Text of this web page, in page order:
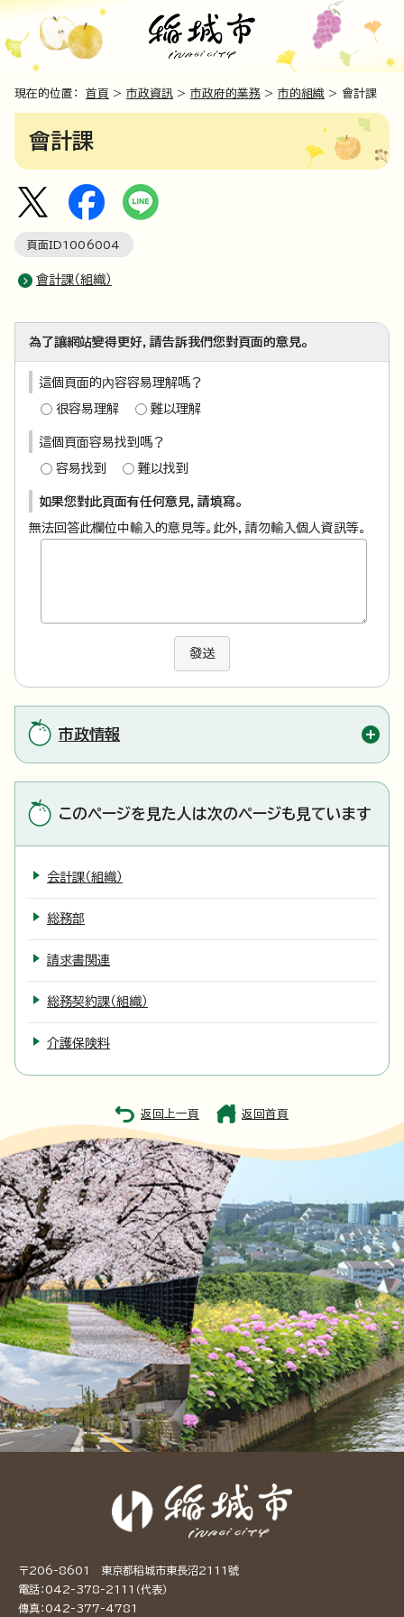
現在的位置： 首頁 > 市政資訊 > 市政府的業務 > 市的組織 > 會計課
會計課
頁面ID1006004
會計課（組織）
為了讓網站變得更好，請告訴我們您對頁面的意見。
這個頁面的內容容易理解嗎？
很容易理解 難以理解
這個頁面容易找到嗎？
容易找到 難以找到
如果您對此頁面有任何意見，請填寫。
無法回答此欄位中輸入的意見等。此外，請勿輸入個人資訊等。
發送
市政情報
このページを見た人は次のページも見ています
会計課（組織）
総務部
請求書関連
総務契約課（組織）
介護保険料
返回上一頁 返回首頁
〒206-8601 東京都稻城市東長沼2111號
電話：042-378-2111（代表）
傳真：042-377-4781